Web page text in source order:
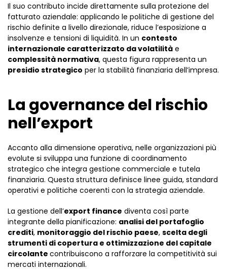
Il suo contributo incide direttamente sulla protezione del
fatturato aziendale: applicando le politiche di gestione del
rischio definite a livello direzionale, riduce l’esposizione a
insolvenze e tensioni di liquidità. In un contesto
internazionale caratterizzato da volatilità e
complessità normativa, questa figura rappresenta un
presidio strategico per la stabilità finanziaria dell’impresa.
La governance del rischio
nell’export
Accanto alla dimensione operativa, nelle organizzazioni più
evolute si sviluppa una funzione di coordinamento
strategico che integra gestione commerciale e tutela
finanziaria. Questa struttura definisce linee guida, standard
operativi e politiche coerenti con la strategia aziendale.
La gestione dell’export finance diventa così parte
integrante della pianificazione: analisi del portafoglio
crediti, monitoraggio del rischio paese, scelta degli
strumenti di copertura e ottimizzazione del capitale
circolante contribuiscono a rafforzare la competitività sui
mercati internazionali.